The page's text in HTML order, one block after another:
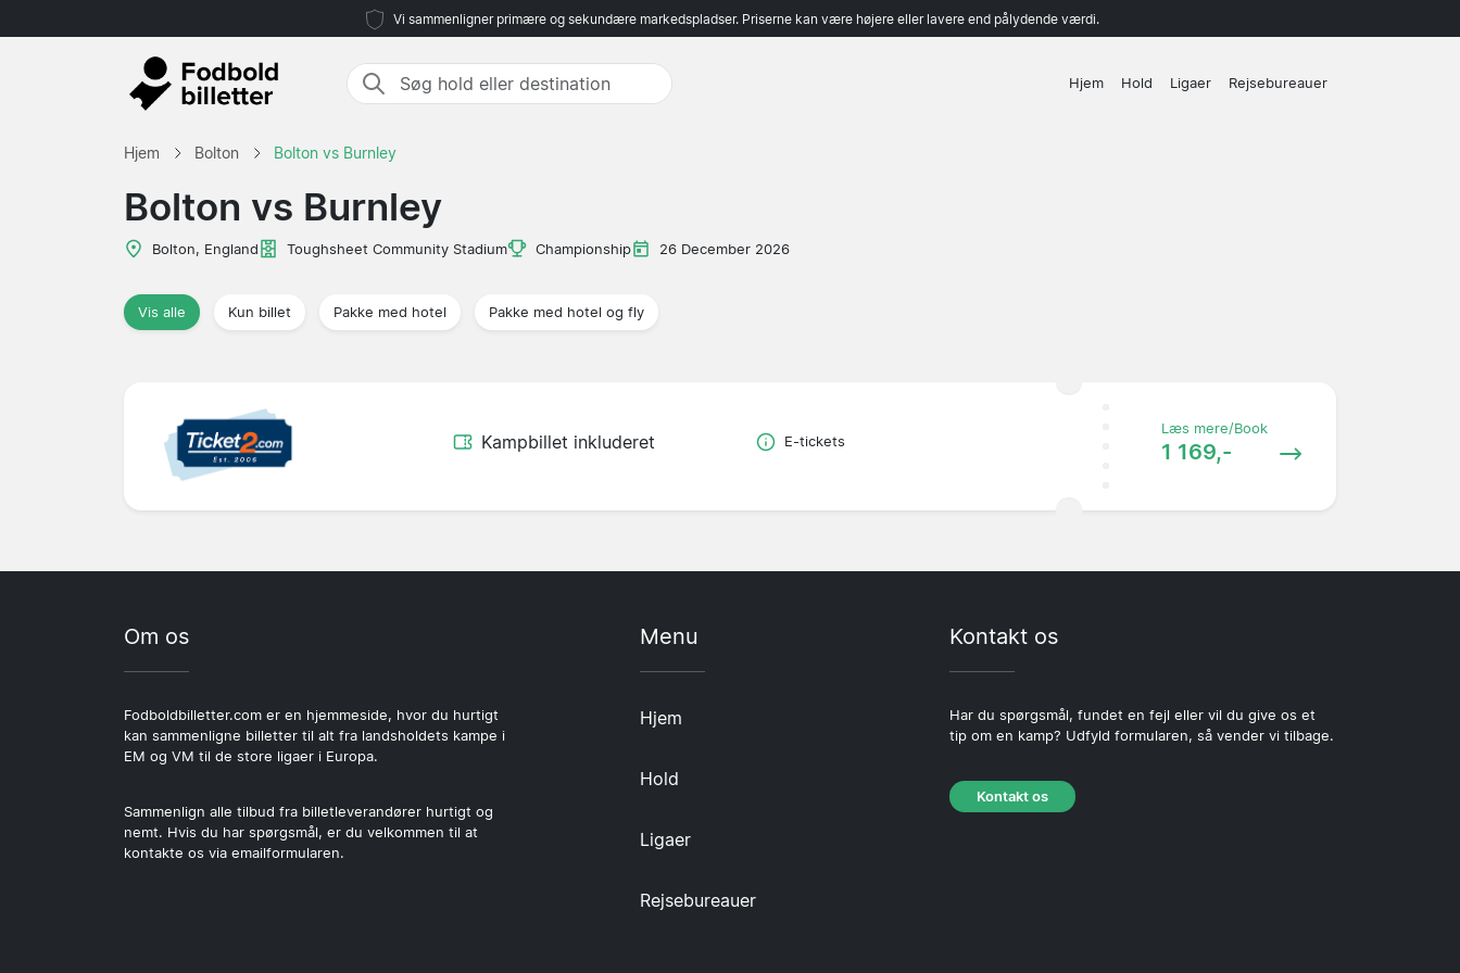
Vi sammenligner primære og sekundære markedspladser. Priserne kan være højere eller lavere end pålydende værdi.
Hjem Hold Ligaer Rejsebureauer
Hjem Bolton Bolton vs Burnley
Bolton vs Burnley
Bolton, England Toughsheet Community Stadium Championship 26 December 2026
Vis alle Kun billet Pakke med hotel Pakke med hotel og fly
Kampbillet inkluderet E-tickets
Læs mere/Book
1 169,-
Om os
Fodboldbilletter.com er en hjemmeside, hvor du hurtigt
kan sammenligne billetter til alt fra landsholdets kampe i
EM og VM til de store ligaer i Europa.
Sammenlign alle tilbud fra billetleverandører hurtigt og
nemt. Hvis du har spørgsmål, er du velkommen til at
kontakte os via emailformularen.
Menu
Hjem
Hold
Ligaer
Rejsebureauer
Kontakt os
Har du spørgsmål, fundet en fejl eller vil du give os et
tip om en kamp? Udfyld formularen, så vender vi tilbage.
Kontakt os